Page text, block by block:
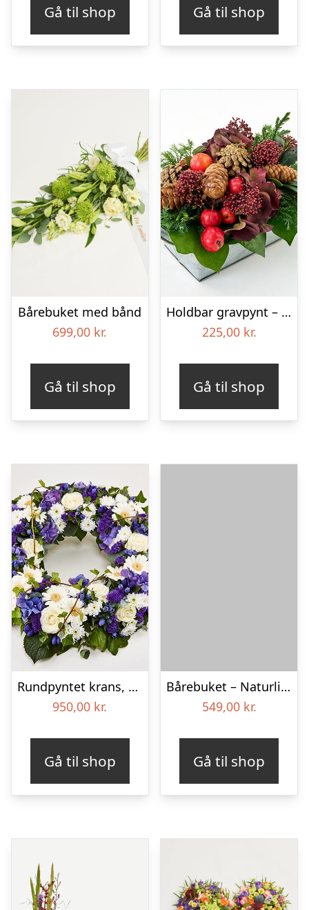
Gå til shop Gå til shop
Bårebuket med bånd
699,00 kr.
Gå til shop
Holdbar gravpynt – Blomster til begravelse
225,00 kr.
Gå til shop
Rundpyntet krans, blå og hvid – Blomster til begravelse
950,00 kr.
Gå til shop
Bårebuket – Naturlig hvid
549,00 kr.
Gå til shop